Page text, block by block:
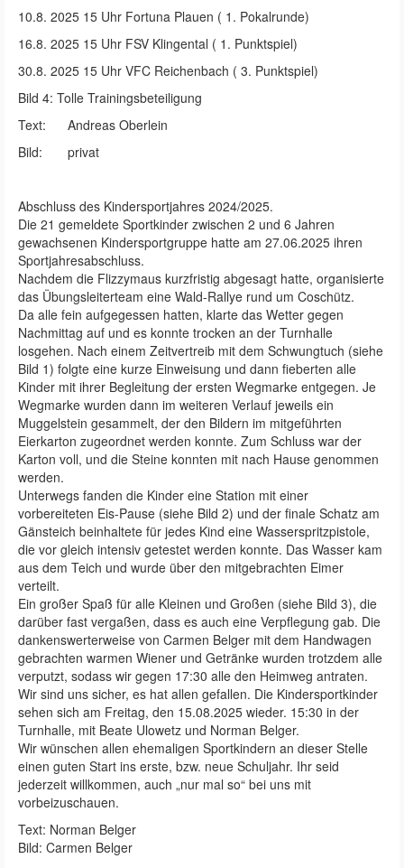
10.8. 2025 15 Uhr Fortuna Plauen ( 1. Pokalrunde)
16.8. 2025 15 Uhr FSV Klingental ( 1. Punktspiel)
30.8. 2025 15 Uhr VFC Reichenbach ( 3. Punktspiel)
Bild 4: Tolle Trainingsbeteiligung
Text: Andreas Oberlein
Bild: privat
Abschluss des Kindersportjahres 2024/2025.
Die 21 gemeldete Sportkinder zwischen 2 und 6 Jahren
gewachsenen Kindersportgruppe hatte am 27.06.2025 ihren
Sportjahresabschluss.
Nachdem die Flizzymaus kurzfristig abgesagt hatte, organisierte
das Übungsleiterteam eine Wald-Rallye rund um Coschütz.
Da alle fein aufgegessen hatten, klarte das Wetter gegen
Nachmittag auf und es konnte trocken an der Turnhalle
losgehen. Nach einem Zeitvertreib mit dem Schwungtuch (siehe
Bild 1) folgte eine kurze Einweisung und dann fieberten alle
Kinder mit ihrer Begleitung der ersten Wegmarke entgegen. Je
Wegmarke wurden dann im weiteren Verlauf jeweils ein
Muggelstein gesammelt, der den Bildern im mitgeführten
Eierkarton zugeordnet werden konnte. Zum Schluss war der
Karton voll, und die Steine konnten mit nach Hause genommen
werden.
Unterwegs fanden die Kinder eine Station mit einer
vorbereiteten Eis-Pause (siehe Bild 2) und der finale Schatz am
Gänsteich beinhaltete für jedes Kind eine Wasserspritzpistole,
die vor gleich intensiv getestet werden konnte. Das Wasser kam
aus dem Teich und wurde über den mitgebrachten Eimer
verteilt.
Ein großer Spaß für alle Kleinen und Großen (siehe Bild 3), die
darüber fast vergaßen, dass es auch eine Verpflegung gab. Die
dankenswerterweise von Carmen Belger mit dem Handwagen
gebrachten warmen Wiener und Getränke wurden trotzdem alle
verputzt, sodass wir gegen 17:30 alle den Heimweg antraten.
Wir sind uns sicher, es hat allen gefallen. Die Kindersportkinder
sehen sich am Freitag, den 15.08.2025 wieder. 15:30 in der
Turnhalle, mit Beate Ulowetz und Norman Belger.
Wir wünschen allen ehemaligen Sportkindern an dieser Stelle
einen guten Start ins erste, bzw. neue Schuljahr. Ihr seid
jederzeit willkommen, auch „nur mal so“ bei uns mit
vorbeizuschauen.
Text: Norman Belger
Bild: Carmen Belger